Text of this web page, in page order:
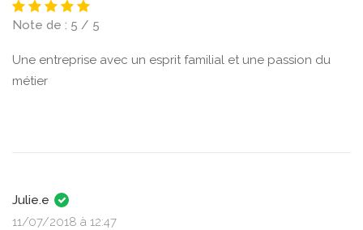
Note de : 5 / 5
Une entreprise avec un esprit familial et une passion du
métier
Julie.e
11/07/2018 à 12:47